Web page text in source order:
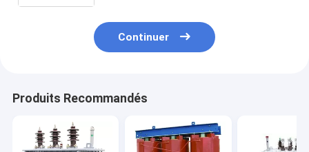
Continuer
Produits Recommandés